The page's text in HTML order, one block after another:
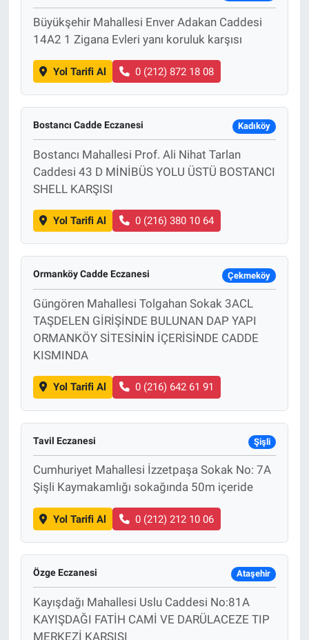
Büyükşehir Mahallesi Enver Adakan Caddesi
14A2 1 Zigana Evleri yanı koruluk karşısı
Yol Tarifi Al 0 (212) 872 18 08
Bostancı Cadde Eczanesi Kadıköy
Bostancı Mahallesi Prof. Ali Nihat Tarlan
Caddesi 43 D MİNİBÜS YOLU ÜSTÜ BOSTANCI
SHELL KARŞISI
Yol Tarifi Al 0 (216) 380 10 64
Ormanköy Cadde Eczanesi Çekmeköy
Güngören Mahallesi Tolgahan Sokak 3ACL
TAŞDELEN GİRİŞİNDE BULUNAN DAP YAPI
ORMANKÖY SİTESİNİN İÇERİSİNDE CADDE
KISMINDA
Yol Tarifi Al 0 (216) 642 61 91
Tavil Eczanesi Şişli
Cumhuriyet Mahallesi İzzetpaşa Sokak No: 7A
Şişli Kaymakamlığı sokağında 50m içeride
Yol Tarifi Al 0 (212) 212 10 06
Özge Eczanesi Ataşehir
Kayışdağı Mahallesi Uslu Caddesi No:81A
KAYIŞDAĞI FATİH CAMİ VE DARÜLACEZE TIP
MERKEZİ KARŞISI